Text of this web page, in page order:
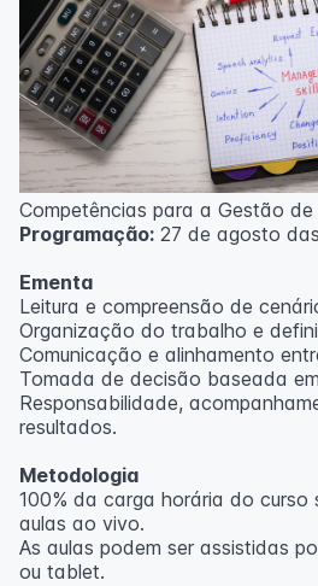
Competências para a Gestão de
Programação: 27 de agosto
Ementa
Leitura e compreensão de
Organização do trabalho e
Comunicação e alinhamento
Tomada de decisão baseada
Responsabilidade,
resultados.
Metodologia
100% da carga horária do curso
aulas ao vivo.
As aulas podem ser assistidas
ou tablet.